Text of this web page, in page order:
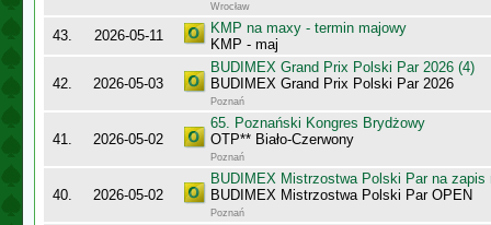
Wrocław
43. 2026-05-11
KMP na maxy - termin majowy
KMP - maj
42. 2026-05-03
BUDIMEX Grand Prix Polski Par 2026 (4)
BUDIMEX Grand Prix Polski Par 2026
Poznań
41. 2026-05-02
65. Poznański Kongres Brydżowy
OTP** Biało-Czerwony
Poznań
40. 2026-05-02
BUDIMEX Mistrzostwa Polski Par na zapis
BUDIMEX Mistrzostwa Polski Par OPEN
Poznań